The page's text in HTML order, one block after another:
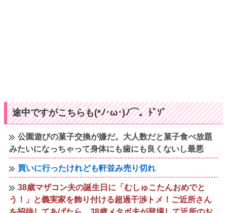
途中ですがこちらも(*ﾉ･ω･)ﾉ⌒。ﾄﾞｿﾞ
公園遊びの菓子交換が嫌だ。大人数だと菓子食べ放題
みたいになっちゃって身体にも歯にも良くないし最悪
買いに行ったけれども軒並み売り切れ
38歳マザコン夫の誕生日に「むしゅこたんおめでと
う！」と義実家を飾り付ける超過干渉トメ！ご近所さん